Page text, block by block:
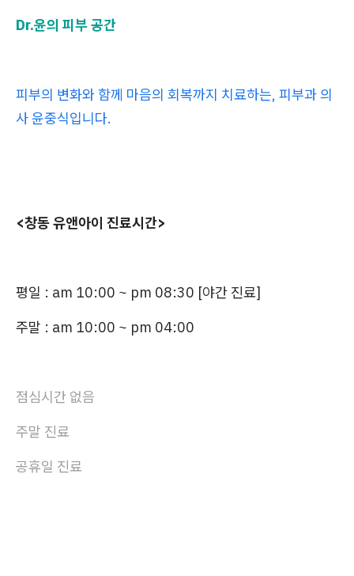
Dr.윤의 피부 공간
피부의 변화와 함께 마음의 회복까지 치료하는, 피부과 의
사 윤중식입니다.
<창동 유앤아이 진료시간>
평일 : am 10:00 ~ pm 08:30 [야간 진료]
주말 : am 10:00 ~ pm 04:00
점심시간 없음
주말 진료
공휴일 진료